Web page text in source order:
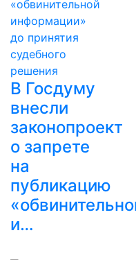
В Госдуму
внесли
законопроект
о запрете
на
публикацию
и…